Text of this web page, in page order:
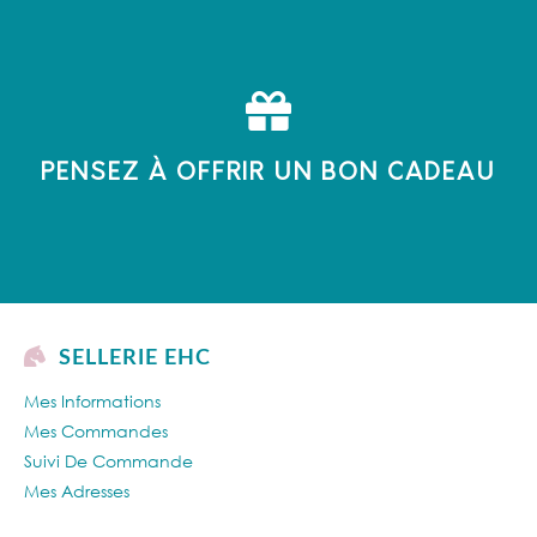
PENSEZ À OFFRIR UN BON CADEAU
SELLERIE EHC
Mes Informations
Mes Commandes
Suivi De Commande
Mes Adresses